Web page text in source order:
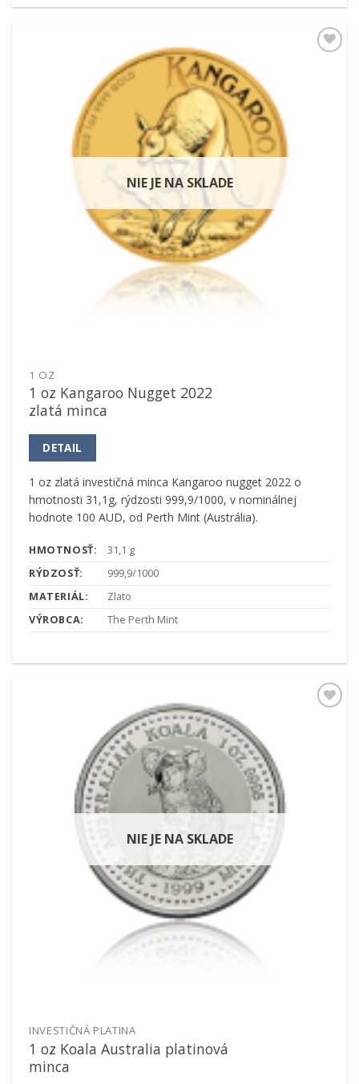
NIE JE NA SKLADE
1 OZ
1 oz Kangaroo Nugget 2022
zlatá minca
DETAIL
1 oz zlatá investičná minca Kangaroo nugget 2022 o
hmotnosti 31,1g, rýdzosti 999,9/1000, v nominálnej
hodnote 100 AUD, od Perth Mint (Austrália).
HMOTNOSŤ:
31,1 g
RÝDZOSŤ:
999,9/1000
MATERIÁL:
Zlato
VÝROBCA:
The Perth Mint
NIE JE NA SKLADE
INVESTIČNÁ PLATINA
1 oz Koala Australia platinová
minca